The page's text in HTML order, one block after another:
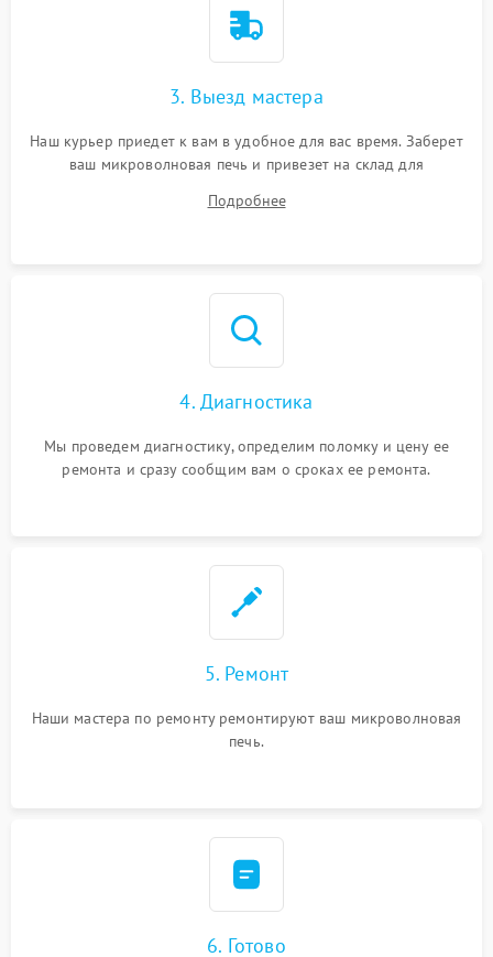
3. Выезд мастера
Наш курьер приедет к вам в удобное для вас время. Заберет
ваш микроволновая печь и привезет на склад для
Подробнее
4. Диагностика
Мы проведем диагностику, определим поломку и цену ее
ремонта и сразу сообщим вам о сроках ее ремонта.
5. Ремонт
Наши мастера по ремонту ремонтируют ваш микроволновая
печь.
6. Готово